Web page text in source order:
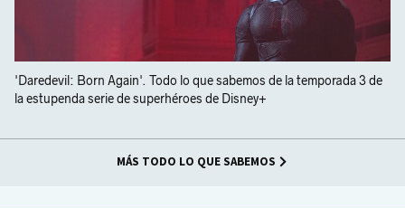
'Daredevil: Born Again'. Todo lo que sabemos de la temporada 3 de
la estupenda serie de superhéroes de Disney+
MÁS TODO LO QUE SABEMOS